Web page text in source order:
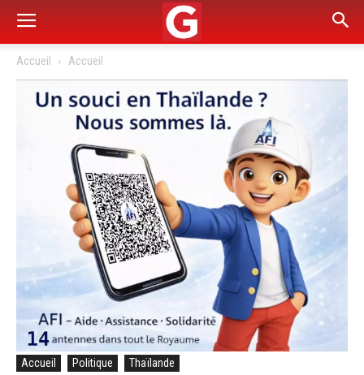
Accueil Accueil
Accueil Politique Thaïlande